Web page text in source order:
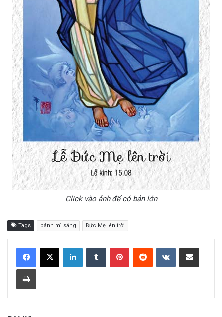
Click vào ảnh để có bản lớn
Tags bánh mì sáng Đức Mẹ lên trời